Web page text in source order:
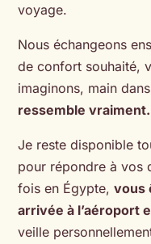
voyage.
Nous échangeons
de confort souhaité,
imaginons, main
ressemble vraiment.
Je reste disponible
pour répondre à vos
fois en Égypte,vous
arrivée à l’aéroport
veille